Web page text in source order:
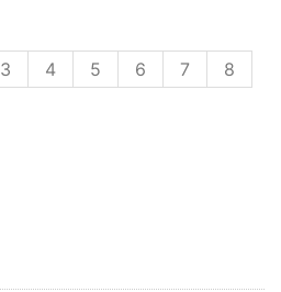
3 4 5 6 7
8